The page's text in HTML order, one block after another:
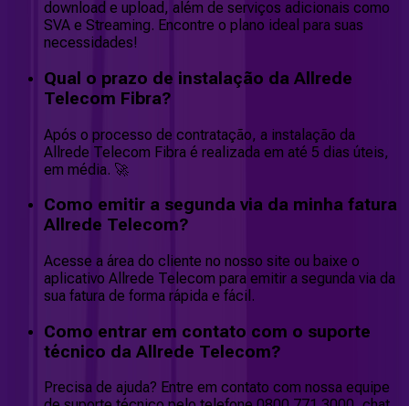
download e upload, além de serviços adicionais como
SVA e Streaming. Encontre o plano ideal para suas
necessidades!
Qual o prazo de instalação da Allrede
Telecom Fibra?
Após o processo de contratação, a instalação da
Allrede Telecom Fibra é realizada em até 5 dias úteis,
em média. 🚀
Como emitir a segunda via da minha fatura
Allrede Telecom?
Acesse a área do cliente no nosso site ou baixe o
aplicativo Allrede Telecom para emitir a segunda via da
sua fatura de forma rápida e fácil.
Como entrar em contato com o suporte
técnico da Allrede Telecom?
Precisa de ajuda? Entre em contato com nossa equipe